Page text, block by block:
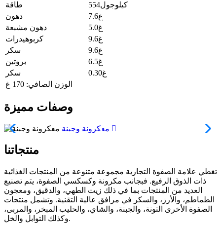
طاقة
كيلوجول554
دهون
غ7.6
دهون مشبعة
غ5.0
كربوهيدرات
غ9.6
سكر
غ9.6
بروتين
غ6.5
سكر
غ0.30
الوزن الصافي: 170 غ
وصفات مميزة
منتجاتنا
تغطي علامة الصفوة التجارية مجموعة متنوعة من المنتجات الغذائية
ذات الذوق الرفيع. فبجانب مكرونة وكسكسي الصفوة، يتم تصنيع
العديد من المنتجات بما في ذلك زيت الطهي، والدقيق، ومعجون
الطماطم، والأرز، والسكر في مرافق عالية التقنية. وتشمل منتجات
الصفوة الأخرى التونة، والجبنة، والشاي، والحليب المبخر، والمربى،
وكذلك التوابل والخل.